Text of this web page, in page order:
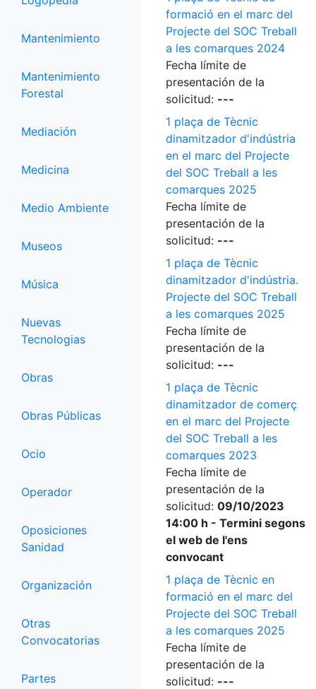
Mantenimiento
Mantenimiento
Forestal
Mediación
Medicina
Medio Ambiente
Museos
Música
Nuevas
Tecnologias
Obras
Obras Públicas
Ocio
Operador
Oposiciones
Sanidad
Organización
Otras
Convocatorias
Partes
formació en el marc del
Projecte del SOC Treball
a les comarques 2024
Fecha límite de
presentación de la
solicitud: ---
1 plaça de Tècnic
dinamitzador d'indústria
en el marc del Projecte
del SOC Treball a les
comarques 2025
Fecha límite de
presentación de la
solicitud: ---
1 plaça de Tècnic
dinamitzador d'indústria.
Projecte del SOC Treball
a les comarques 2025
Fecha límite de
presentación de la
solicitud: ---
1 plaça de Tècnic
dinamitzador de comerç
en el marc del Projecte
del SOC Treball a les
comarques 2023
Fecha límite de
presentación de la
solicitud: 09/10/2023
14:00 h - Termini segons
el web de l'ens
convocant
1 plaça de Tècnic en
formació en el marc del
Projecte del SOC Treball
a les comarques 2025
Fecha límite de
presentación de la
solicitud: ---